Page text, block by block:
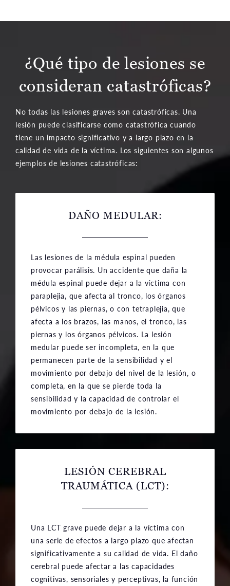
¿Qué tipo de lesiones se
consideran catastróficas?
No todas las lesiones graves son catastróficas. Una
lesión puede clasificarse como catastrófica cuando
tiene un impacto significativo y a largo plazo en la
calidad de vida de la víctima. Los siguientes son algunos
ejemplos de lesiones catastróficas:
DAÑO MEDULAR:
Las lesiones de la médula espinal pueden
provocar parálisis. Un accidente que daña la
médula espinal puede dejar a la víctima con
paraplejia, que afecta al tronco, los órganos
pélvicos y las piernas, o con tetraplejia, que
afecta a los brazos, las manos, el tronco, las
piernas y los órganos pélvicos. La lesión
medular puede ser incompleta, en la que
permanecen parte de la sensibilidad y el
movimiento por debajo del nivel de la lesión, o
completa, en la que se pierde toda la
sensibilidad y la capacidad de controlar el
movimiento por debajo de la lesión.
LESIÓN CEREBRAL
TRAUMÁTICA (LCT):
Una LCT grave puede dejar a la víctima con
una serie de efectos a largo plazo que afectan
significativamente a su calidad de vida. El daño
cerebral puede afectar a las capacidades
cognitivas, sensoriales y perceptivas, la función